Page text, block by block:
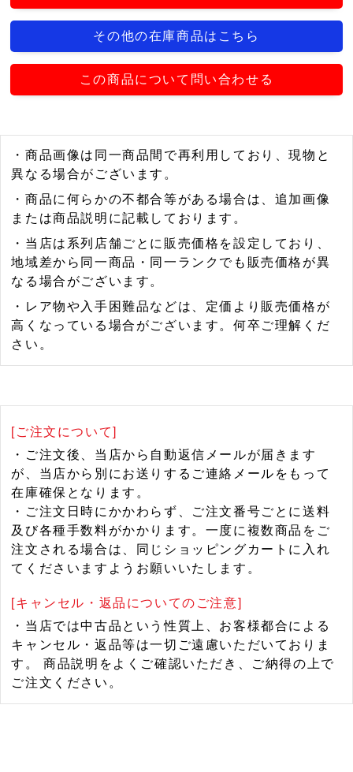
その他の在庫商品はこちら
この商品について問い合わせる
・商品画像は同一商品間で再利用しており、現物と
異なる場合がございます。
・商品に何らかの不都合等がある場合は、追加画像
または商品説明に記載しております。
・当店は系列店舗ごとに販売価格を設定しており、
地域差から同一商品・同一ランクでも販売価格が異
なる場合がございます。
・レア物や入手困難品などは、定価より販売価格が
高くなっている場合がございます。何卒ご理解くだ
さい。
[ご注文について]
・ご注文後、当店から自動返信メールが届きます
が、当店から別にお送りするご連絡メールをもって
在庫確保となります。
・ご注文日時にかかわらず、ご注文番号ごとに送料
及び各種手数料がかかります。一度に複数商品をご
注文される場合は、同じショッピングカートに入れ
てくださいますようお願いいたします。
[キャンセル・返品についてのご注意]
・当店では中古品という性質上、お客様都合による
キャンセル・返品等は一切ご遠慮いただいておりま
す。 商品説明をよくご確認いただき、ご納得の上で
ご注文ください。